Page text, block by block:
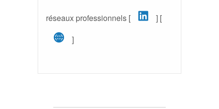
réseaux professionnels [ LinkedIn
] [
Site web pro (nouvelle
]